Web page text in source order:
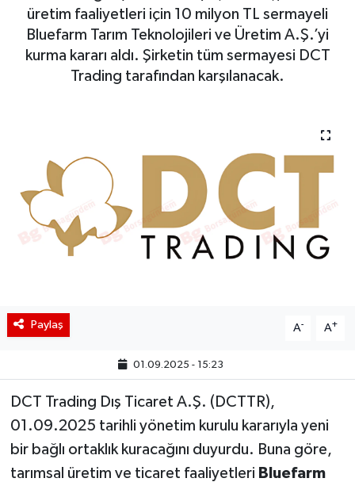
üretim faaliyetleri için 10 milyon TL sermayeli
Bluefarm Tarım Teknolojileri ve Üretim A.Ş.’yi
kurma kararı aldı. Şirketin tüm sermayesi DCT
Trading tarafından karşılanacak.
Paylaş A- A+
01.09.2025 - 15:23
DCT Trading Dış Ticaret A.Ş. (DCTTR),
01.09.2025 tarihli yönetim kurulu kararıyla yeni
bir bağlı ortaklık kuracağını duyurdu. Buna göre,
tarımsal üretim ve ticaret faaliyetleri Bluefarm
BIST 100 Isı Haritası
Coin Isı Haritası
Gizlilik Sözleşmesi
Hakkımızda